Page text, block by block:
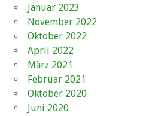
Januar 2023
November 2022
Oktober 2022
April 2022
März 2021
Februar 2021
Oktober 2020
Juni 2020